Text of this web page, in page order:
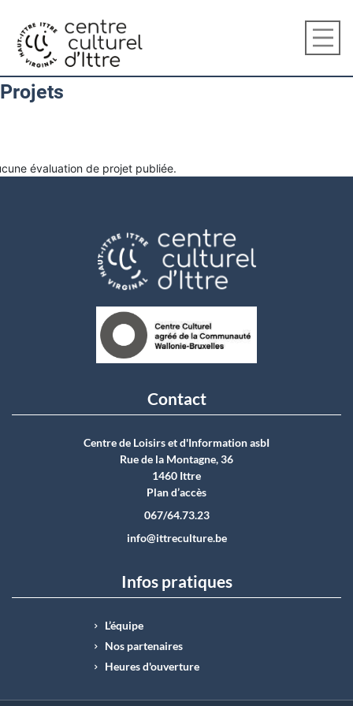
Projets
évaluation de projet publiée.
Contact
Centre de Loisirs et d'Information asbI
Rue de la Montagne, 36
1460 Ittre
Plan d’accès
067/64.73.23
info@ittreculture.be
Infos pratiques
L’équipe
Nos partenaires
Heures d'ouverture